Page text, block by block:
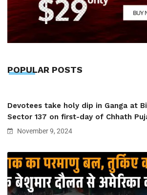
POPULAR POSTS
Devotees take holy dip in Ganga at
Sector 137 on first-day of Chhath
November 9, 2024